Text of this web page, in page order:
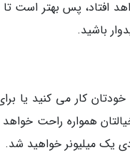
افتاد، پس بهتر است
باشید.
خودتان کار می کنید یا
همواره راحت
یک میلیونر خواهید شد.